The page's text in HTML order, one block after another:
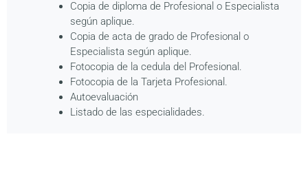
Copia de diploma de Profesional o Especialista
según aplique.
Copia de acta de grado de Profesional o
Especialista según aplique.
Fotocopia de la cedula del Profesional.
Fotocopia de la Tarjeta Profesional.
Autoevaluación
Listado de las especialidades.